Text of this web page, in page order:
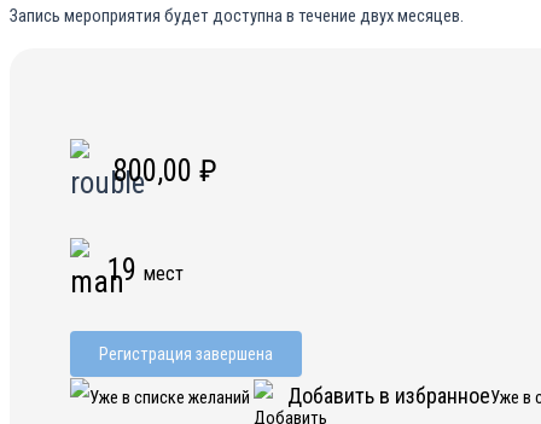
Запись мероприятия будет доступна в течение двух месяцев.
800,00 ₽
19 мест
Регистрация завершена
Добавить в избранноеУже в